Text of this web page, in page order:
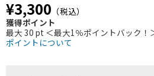
¥3,300 （税込）
獲得ポイント
最大 30 pt ＜最大1％ポイントバック！
ポイントについて